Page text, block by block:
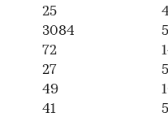
25
3084
72
27
49
41